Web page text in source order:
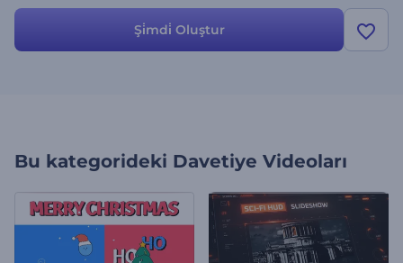
Animasyonlarıkolayca kişiselleştirin: en içten dileklerinizi yazın,
medya dosyalarınızı yükleyin, arka plan müziği ekleyin ve hatta
seslendirmenizi ekleyin. Şenlikli girişler, yılbaşı reklamları, video
Şi̇mdi̇ Oluştur
Bu kategorideki Davetiye Videoları